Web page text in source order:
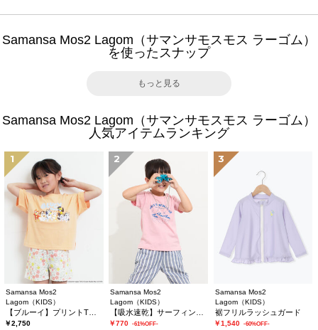
Samansa Mos2 Lagom（サマンサモスモス ラーゴム）
を使ったスナップ
もっと見る
Samansa Mos2 Lagom（サマンサモスモス ラーゴム）
人気アイテムランキング
1
Samansa Mos2
Lagom（KIDS）
￥2,750
2
Samansa Mos2
Lagom（KIDS）
￥770 -61%OFF-
3
Samansa Mos2
Lagom（KIDS）
裾フリルラッシュガード
￥1,540 -60%OFF-